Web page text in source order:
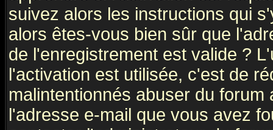
suivez alors les instructions qui
alors êtes-vous bien sûr que
de l'enregistrement est valide ?
l'activation est utilisée, c'est de
malintentionnés abuser du
l'adresse e-mail que vous avez